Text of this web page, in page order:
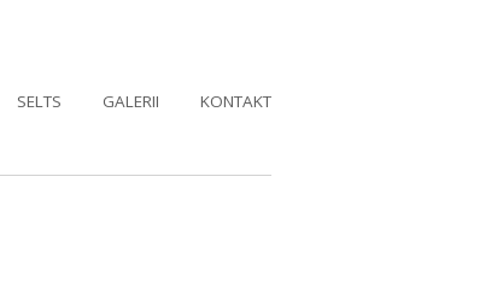
SELTS GALERII KONTAKT